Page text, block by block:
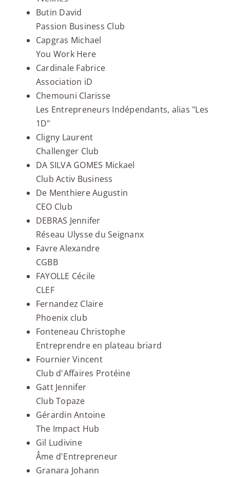
Butin David
Passion Business Club
Capgras Michael
You Work Here
Cardinale Fabrice
Association iD
Chemouni Clarisse
Les Entrepreneurs Indépendants, alias "Les
1D"
Cligny Laurent
Challenger Club
DA SILVA GOMES Mickael
Club Activ Business
De Menthiere Augustin
CEO Club
DEBRAS Jennifer
Réseau Ulysse du Seignanx
Favre Alexandre
CGBB
FAYOLLE Cécile
CLEF
Fernandez Claire
Phoenix club
Fonteneau Christophe
Entreprendre en plateau briard
Fournier Vincent
Club d'Affaires Protéine
Gatt Jennifer
Club Topaze
Gérardin Antoine
The Impact Hub
Gil Ludivine
Âme d'Entrepreneur
Granara Johann